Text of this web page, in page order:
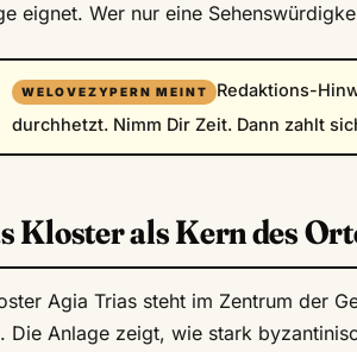
eignet. Wer nur eine
Redaktions-
durchhetzt. Nimm Dir Zeit. Dann zahlt
Kloster als Kern des
Agia Trias steht im Zentrum der
Die Anlage zeigt, wie stark